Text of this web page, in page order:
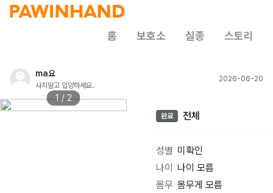
홈 보호소 실종 스토리
ma요
사지말고 입양하세요.
2026-06-20
1 / 2
완료 전체
성별 미확인
나이
나이 모름
몸무 몸무게 모름